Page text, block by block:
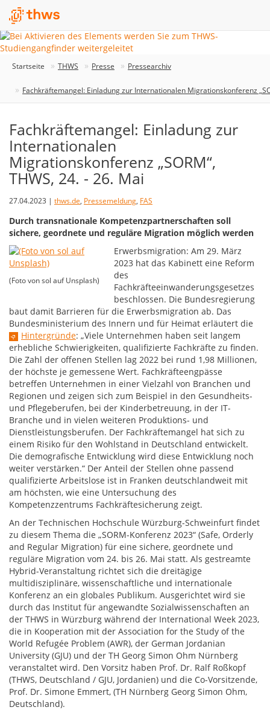
Startseite THWS Presse Pressearchiv
Fachkräftemangel: Einladung zur Internationalen Migrationskonferenz
Fachkräftemangel: Einladung zur
Internationalen
Migrationskonferenz „SORM“,
THWS, 24. - 26. Mai
27.04.2023 | thws.de, Pressemeldung, FAS
Durch transnationale Kompetenzpartnerschaften soll
sichere, geordnete und reguläre Migration möglich werden
(Foto von sol auf Unsplash)
Erwerbsmigration: Am 29. März
2023 hat das Kabinett eine Reform
des
Fachkräfteeinwanderungsgesetzes
beschlossen. Die Bundesregierung
baut damit Barrieren für die Erwerbsmigration ab. Das
Bundesministerium des Innern und für Heimat erläutert die
Hintergründe: „Viele Unternehmen haben seit langem
erhebliche Schwierigkeiten, qualifizierte Fachkräfte zu finden.
Die Zahl der offenen Stellen lag 2022 bei rund 1,98 Millionen,
der höchste je gemessene Wert. Fachkräfteengpässe
betreffen Unternehmen in einer Vielzahl von Branchen und
Regionen und zeigen sich zum Beispiel in den Gesundheits-
und Pflegeberufen, bei der Kinderbetreuung, in der IT-
Branche und in vielen weiteren Produktions- und
Dienstleistungsberufen. Der Fachkräftemangel hat sich zu
einem Risiko für den Wohlstand in Deutschland entwickelt.
Die demografische Entwicklung wird diese Entwicklung noch
weiter verstärken.“ Der Anteil der Stellen ohne passend
qualifizierte Arbeitslose ist in Franken deutschlandweit mit
am höchsten, wie eine Untersuchung des
Kompetenzzentrums Fachkräftesicherung zeigt.
An der Technischen Hochschule Würzburg-Schweinfurt findet
zu diesem Thema die „SORM-Konferenz 2023“ (Safe, Orderly
and Regular Migration) für eine sichere, geordnete und
reguläre Migration vom 24. bis 26. Mai statt. Als gestreamte
Hybrid-Veranstaltung richtet sich die dreitägige
multidisziplinäre, wissenschaftliche und internationale
Konferenz an ein globales Publikum. Ausgerichtet wird sie
durch das Institut für angewandte Sozialwissenschaften an
der THWS in Würzburg während der International Week 2023,
die in Kooperation mit der Association for the Study of the
World Refugée Problem (AWR), der German Jordanian
University (GJU) und der TH Georg Simon Ohm Nürnberg
veranstaltet wird. Den Vorsitz haben Prof. Dr. Ralf Roßkopf
(THWS, Deutschland / GJU, Jordanien) und die Co-Vorsitzende,
Prof. Dr. Simone Emmert, (TH Nürnberg Georg Simon Ohm,
Deutschland).